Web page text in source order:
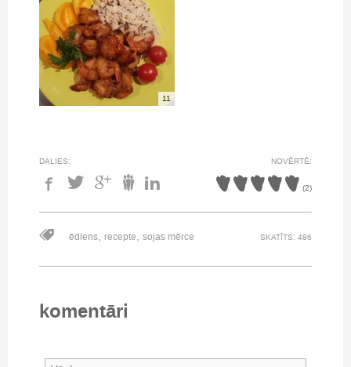
11
DALIES: NOVĒRTĒ:
(2)
ēdiens, recepte, sojas mērce SKATĪTS: 486
komentāri